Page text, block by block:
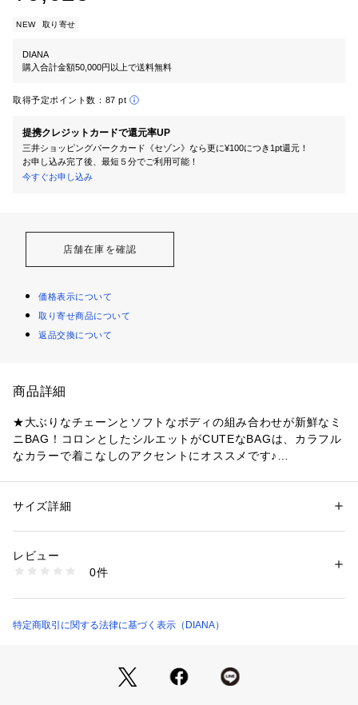
NEW 取り寄せ
DIANA
購入合計金額50,000円以上で送料無料
取得予定ポイント数： 87 pt
提携クレジットカードで還元率UP
三井ショッピングパークカード《セゾン》なら更に¥100につき1pt還元！
お申し込み完了後、最短５分でご利用可能！
今すぐお申し込み
店舗在庫を確認
価格表示について
取り寄せ商品について
返品交換について
商品詳細
★大ぶりなチェーンとソフトなボディの組み合わせが新鮮なミ
ニBAG！コロンとしたシルエットがCUTEなBAGは、カラフル
なカラーで着こなしのアクセントにオススメです♪
持ち方を楽しめるアイテムです！
《機能性》
■ポケット：本体内側にオープンポケット×1、ファスナーポケ
■底鋲：底鋲なし。
ショルダーベルトは5つの穴で108～119㎝に調節が可能です。
性別：レディース
素材：合成皮革
商品番号：
SH3103 （ショップ）
サイズ詳細
レビュー
0件
特定商取引に関する法律に基づく表示（DIANA）